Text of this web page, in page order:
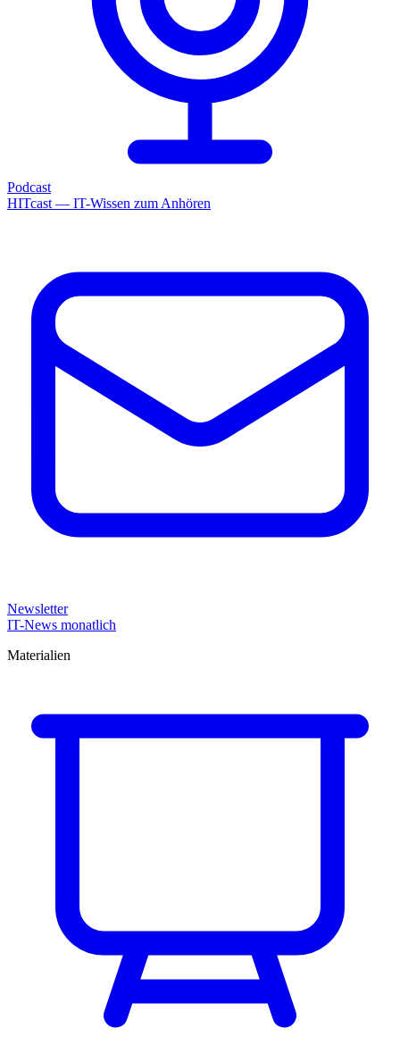
Podcast
HITcast — IT-Wissen zum Anhören
Newsletter
IT-News monatlich
Materialien